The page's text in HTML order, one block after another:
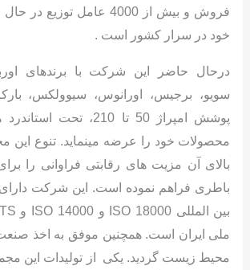
فروش و بیش از 4000 عامل
خود در سرار کشور است .
درحال حاضر این شرکت با برندهای
سویو، برجیس، اورانوس، سیوولکس،
محصولات خود را عرضه مینماید. تنوع این
بالای آن مزیت های رقابتی فراوانی را
باطری فراهم نموده است. این شرکت
ملی ایران است. همچنين موفق به اخذ
محیط زیست گردید. یکی از تولیدات این